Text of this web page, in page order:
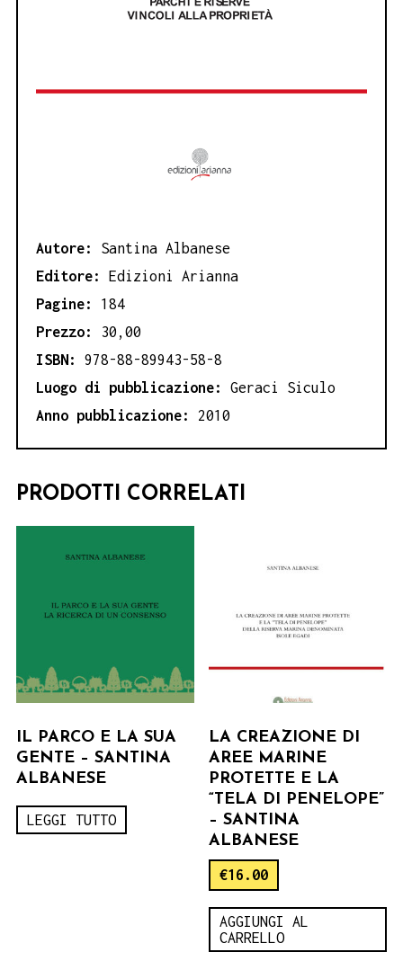
Autore: Santina Albanese
Editore: Edizioni Arianna
Pagine: 184
Prezzo:
30,00
ISBN: 978-88-89943-58-8
Luogo di pubblicazione: Geraci Siculo
Anno pubblicazione: 2010
PRODOTTI CORRELATI
IL PARCO E LA SUA
GENTE – SANTINA
ALBANESE
LEGGI TUTTO
LA CREAZIONE DI
AREE MARINE
PROTETTE E LA
“TELA DI PENELOPE”
– SANTINA
ALBANESE
€16.00
AGGIUNGI AL
CARRELLO